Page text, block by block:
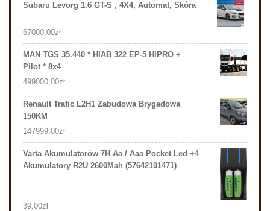
Subaru Levorg 1.6 GT-S , 4X4, Automat, Skóra
67000,00zł
MAN TGS 35.440 * HIAB 322 EP-5 HIPRO +
Pilot * 8x4
499000,00zł
Renault Trafic L2H1 Zabudowa Brygadowa
150KM
147999,00zł
Varta Akumulatorów 7H Aa / Aaa Pocket Led +4
Akumulatory R2U 2600Mah (57642101471)
39,00zł